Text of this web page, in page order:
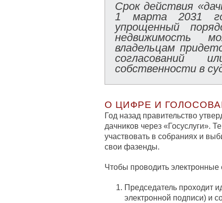
Срок действия
1 марта 2031
упрощенный
недвижимость
владельцам
согласований
собственности в
О ЦИФРЕ И
Год назад правительство
дачников через «Госуслуги».
участвовать в собраниях и
свои фазенды.
Чтобы проводить
Председатель проходит
электронной подписи) и